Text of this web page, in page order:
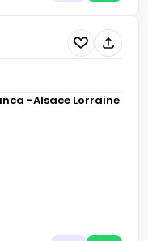
-Alsace Lorraine